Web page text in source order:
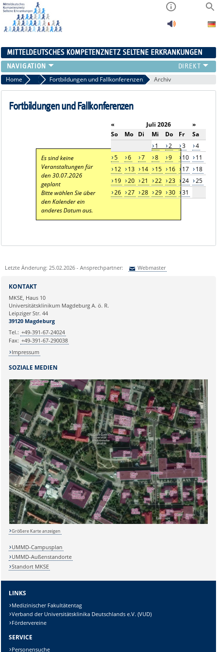
MITTELDEUTSCHES KOMPETENZNETZ SELTENE ERKRANKUNGEN
ÜBERSICHT
A-ZENTRUM
FACHZENTREN
AKTUELLES
Home AktuellesFortbildungen und Fallkonferenzen Archiv
Fortbildungen und Fallkonferenzen
« Juli 2026
»
So
Mo Di Mi Do Fr
Sa
1
2 3
4
5
6 7 8 9 10
11
12
13 14 15 16 17
18
19
20 21 22 23 24
25
26
27 28 29 30 31
Es sind keine
Veranstaltungen für
den 30.07.2026
geplant
Bitte wählen Sie über
den Kalender ein
anderes Datum aus.
Letzte Änderung: 25.02.2026 - Ansprechpartner: Webmaster
Ihre E-Mailadresse:
Ihr Anliegen:
Sicherheitsabfrage:
SOZIALE MEDIEN
KONTAKT
MKSE, Haus 10
Universitätsklinikum Magdeburg A. ö. R.
Leipziger Str. 44
39120 Magdeburg
Tel.: +49-391-67-24024
Fax: +49-391-67-290038
Impressum
Größere Karte anzeigen
UMMD-Campusplan
UMMD-Außenstandorte
Standort MKSE
LINKS
Medizinischer Fakultätentag
Verband der Universitätsklinika Deutschlands e.V. (VUD)
Fördervereine
SERVICE
Personensuche